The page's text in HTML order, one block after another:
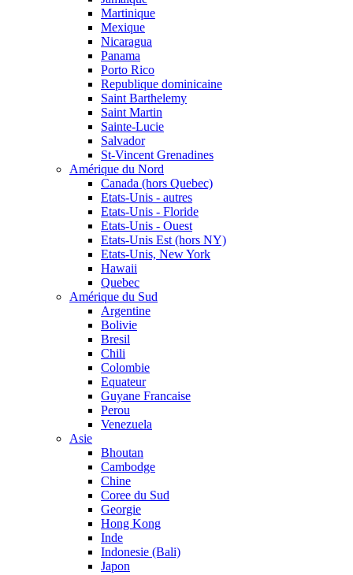
Martinique
Mexique
Nicaragua
Panama
Porto Rico
Republique dominicaine
Saint Barthelemy
Saint Martin
Sainte-Lucie
Salvador
St-Vincent Grenadines
Amérique du Nord
Canada (hors Quebec)
Etats-Unis - autres
Etats-Unis - Floride
Etats-Unis - Ouest
Etats-Unis Est (hors NY)
Etats-Unis, New York
Hawaii
Quebec
Amérique du Sud
Argentine
Bolivie
Bresil
Chili
Colombie
Equateur
Guyane Francaise
Perou
Venezuela
Asie
Bhoutan
Cambodge
Chine
Coree du Sud
Georgie
Hong Kong
Inde
Indonesie (Bali)
Japon